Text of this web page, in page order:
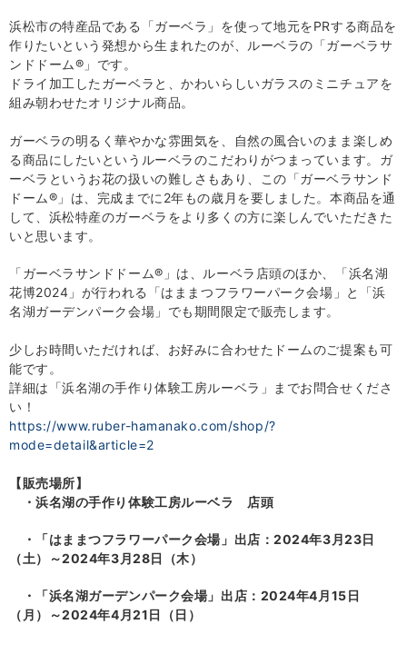
浜松市の特産品である「ガーベラ」を使って地元をPRする商品を
作りたいという発想から生まれたのが、ルーベラの「ガーベラサ
ンドドーム® 」です。
ドライ加工したガーベラと、かわいらしいガラスのミニチュアを
組み朝わせたオリジナル商品。
ガーベラの明るく華やかな雰囲気を、自然の風合いのまま楽しめ
る商品にしたいというルーベラのこだわりがつまっています。ガ
ーベラというお花の扱いの難しさもあり、この「ガーベラサンド
ドーム® 」は、完成までに 2年もの歳月を要しました。本商品を通
して、浜松特産のガーベラをより多くの方に楽しんでいただきた
いと思います。
「ガーベラサンドドーム® 」は、ルーベラ店頭のほか、「浜名湖
花博2024 」が行われる「はままつフラワーパーク会場」と「浜
名湖ガーデンパーク会場」でも期間限定で販売します。
少しお時間いただければ、お好みに合わせたドームのご提案も可
能です。
詳細は「浜名湖の手作り体験工房ルーベラ」までお問合せくださ
い！
https://www.ruber-hamanako.com/shop/?
mode=detail&article=2
【販売場所】
・浜名湖の手作り体験工房ルーベラ 店頭
・「はままつフラワーパーク会場」出店：2024年3月23日
（土）～2024年3月28日（木）
・「浜名湖ガーデンパーク会場」出店：2024年4月15日
（月）～2024年4月21日（日）